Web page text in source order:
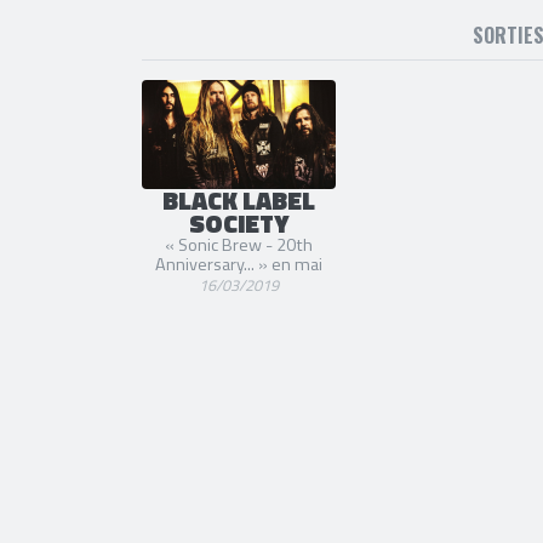
SORTIES
BLACK LABEL
SOCIETY
« Sonic Brew - 20th
Anniversary... » en mai
16/03/2019